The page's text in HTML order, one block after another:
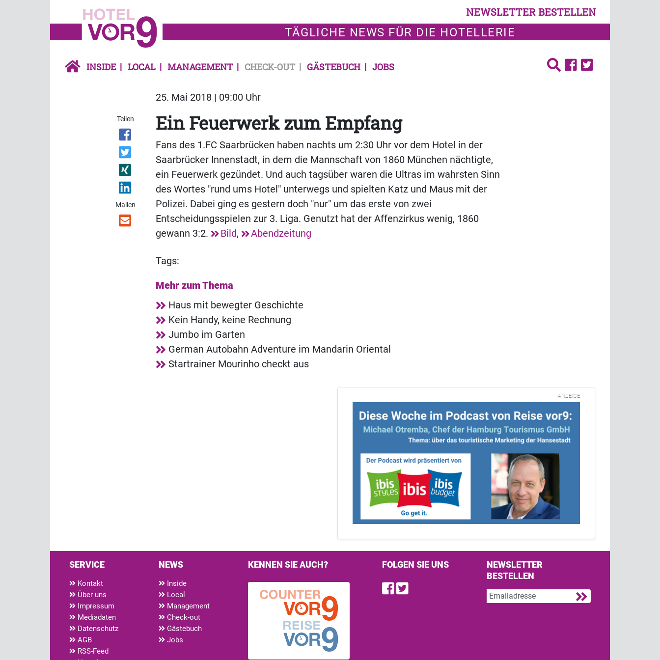
NEWSLETTER BESTELLEN
TÄGLICHE NEWS FÜR DIE HOTELLERIE
INSIDE LOCAL MANAGEMENT CHECK-OUT GÄSTEBUCH JOBS
25. Mai 2018 | 09:00 Uhr
Teilen
Mailen
Ein Feuerwerk zum Empfang
Fans des 1.FC Saarbrücken haben nachts um 2:30 Uhr vor dem Hotel in der
Saarbrücker Innenstadt, in dem die Mannschaft von 1860 München nächtigte,
ein Feuerwerk gezündet. Und auch tagsüber waren die Ultras im wahrsten Sinn
des Wortes "rund ums Hotel" unterwegs und spielten Katz und Maus mit der
Polizei. Dabei ging es gestern doch "nur" um das erste von zwei
Entscheidungsspielen zur 3. Liga. Genutzt hat der Affenzirkus wenig, 1860
gewann 3:2.
Bild, Abendzeitung
Tags:
Mehr zum Thema
Haus mit bewegter Geschichte
Kein Handy, keine Rechnung
Jumbo im Garten
German Autobahn Adventure im Mandarin Oriental
Startrainer Mourinho checkt aus
ANZEIGE
SERVICE
Kontakt
Über uns
Impressum
Mediadaten
Datenschutz
AGB
RSS-Feed
NEWS
Inside
Local
Management
Check-out
Gästebuch
Jobs
KENNEN SIE AUCH? FOLGEN SIE UNS
Find us on Facebook
Follow us on Twitter
NEWSLETTER
BESTELLEN